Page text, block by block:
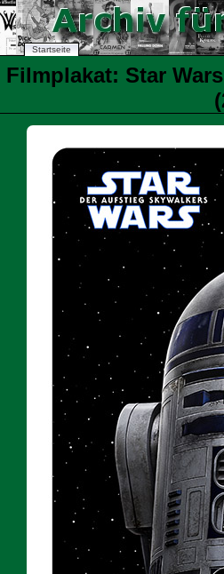
Startseite
Filmplakat: Star